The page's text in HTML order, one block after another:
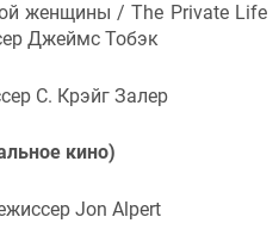
женщины / The Private Life
Джеймс Тобэк
С. Крэйг Залер
кино)
Jon Alpert